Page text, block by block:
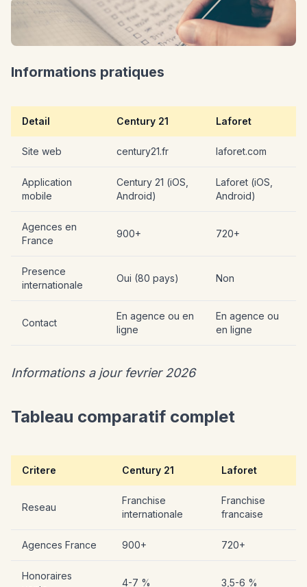
Informations pratiques
Detail Century 21 Laforet
Site web century21.fr laforet.com
Application
mobile
Century 21 (iOS,
Android)
Laforet (iOS,
Android)
Agences en
France
900+ 720+
Presence
internationale
Oui (80 pays) Non
Contact
En agence ou en
ligne
En agence ou
en ligne
Informations a jour fevrier 2026
Tableau comparatif complet
Critere Century 21 Laforet
Reseau
Franchise
internationale
Franchise
francaise
Agences France 900+ 720+
Honoraires
4-7 % 3,5-6 %